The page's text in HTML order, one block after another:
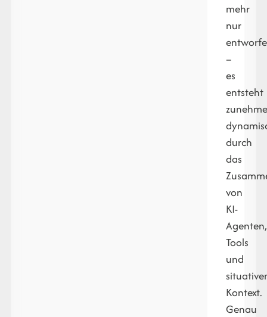
mehr
nur
–
es
entsteht
durch
das
von
KI-
Agenten,
Tools
und
Kontext.
Genau